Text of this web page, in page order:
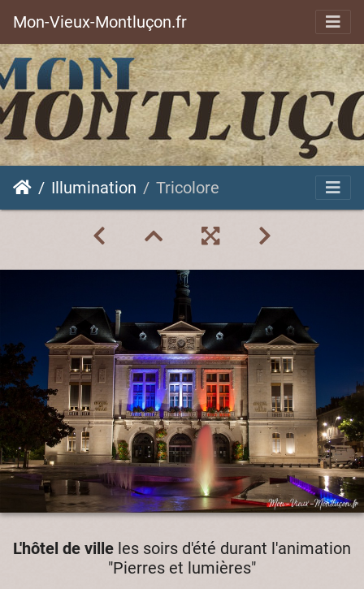
Mon-Vieux-Montluçon.fr
Illumination Tricolore
L'hôtel de ville les soirs d'été durant l'animation
"Pierres et lumières"